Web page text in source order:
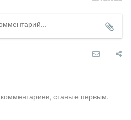
станьте первым.